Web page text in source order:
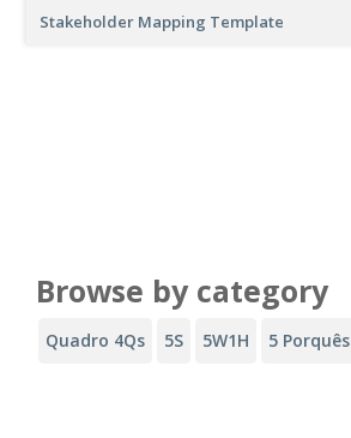
Stakeholder Mapping Template
Browse by category
Quadro 4Qs 5S 5W1H 5 Porquês